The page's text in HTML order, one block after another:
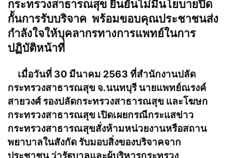
กระทรวงสาธารณสุข ยืนยันไม่มีนโยบายปิด
กั้นการรับบริจาค พร้อมขอบคุณประชาชนส่ง
กำลังใจให้บุคลากรทางการแพทย์ในการ
ปฏิบัติหน้าที่
เมื่อวันที่ 30 มีนาคม 2563 ที่สำนักงานปลัด
กระทรวงสาธารณสุข จ.นนทบุรี นายแพทย์ณรงค์
สายวงศ์ รองปลัดกระทรวงสาธารณสุข และโฆษก
กระทรวงสาธารณสุข เปิดเผยกรณีกระแสข่าว
กระทรวงสาธารณสุขสั่งห้ามหน่วยงานหรือสถาน
พยาบาลในสังกัด รับมอบสิ่งของบริจาคจาก
ประชาชน ว่ารัฐบาลและผู้บริหารกระทรวง